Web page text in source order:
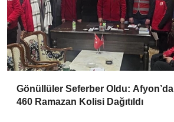
Gönüllüler Seferber Oldu: Afyon’da
460 Ramazan Kolisi Dağıtıldı